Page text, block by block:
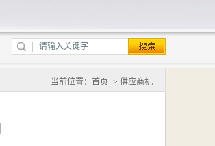
当前位置： 首页 -> 供应商机